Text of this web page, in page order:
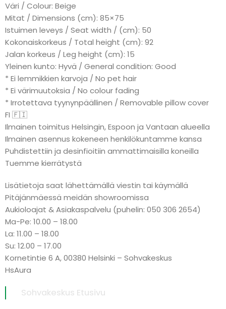
Väri / Colour: Beige
Mitat / Dimensions (cm): 85×75
Istuimen leveys / Seat width / (cm): 50
Kokonaiskorkeus / Total height (cm): 92
Jalan korkeus / Leg height (cm): 15
Yleinen kunto: Hyvä / General condition: Good
* Ei lemmikkien karvoja / No pet hair
* Ei värimuutoksia / No colour fading
* Irrotettava tyynynpäällinen / Removable pillow cover
FI 🇫🇮
Ilmainen toimitus Helsingin, Espoon ja Vantaan alueella
Ilmainen asennus kokeneen henkilökuntamme kansa
Puhdistettiin ja desinfioitiin ammattimaisilla koneilla
Tuemme kierrätystä
Lisätietoja saat lähettämällä viestin tai käymällä
Pitäjänmäessä meidän showroomissa
Aukioloajat & Asiakaspalvelu (puhelin: 050 306 2654)
Ma-Pe: 10.00 – 18.00
La: 11.00 – 18.00
Su: 12.00 – 17.00
Kornetintie 6 A, 00380 Helsinki – Sohvakeskus
HsAura
Sohvakeskus Etusivu